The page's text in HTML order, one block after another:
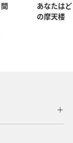
あなたは
の摩天楼